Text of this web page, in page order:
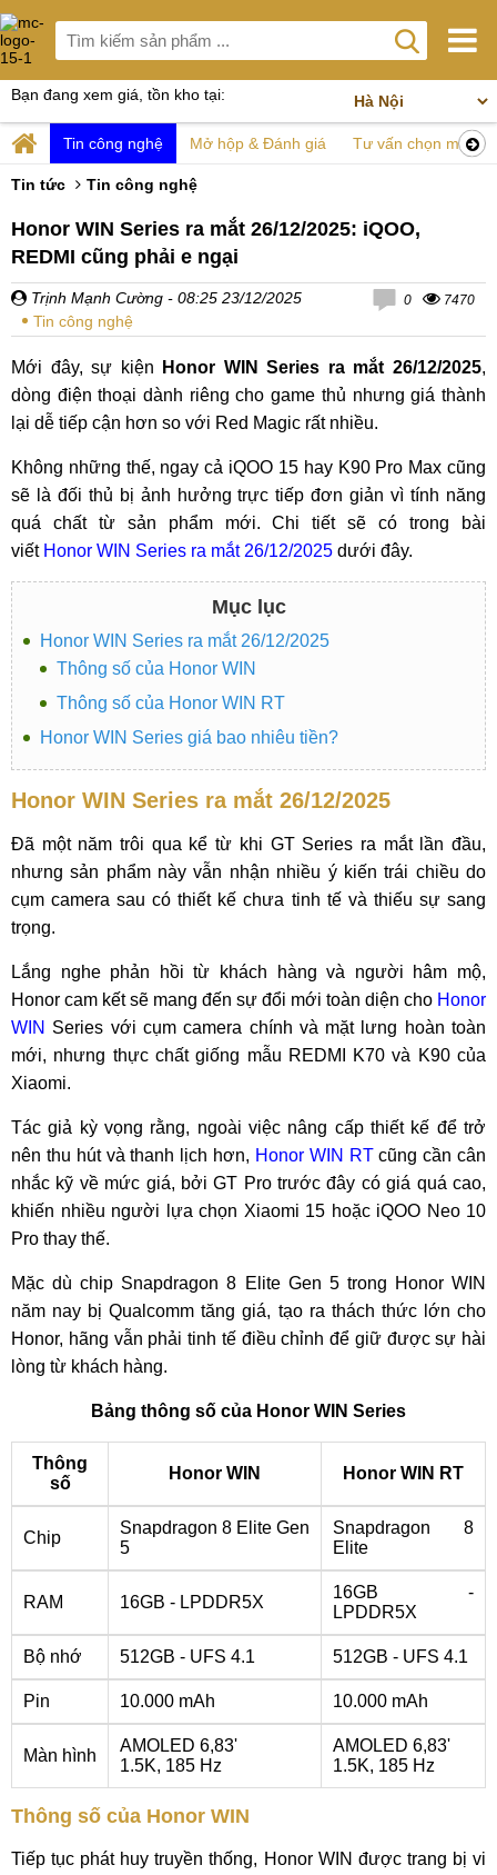
Bạn đang xem giá, tồn kho tại:
Tin công nghệ Mở hộp & Đánh giá Tư vấn chọn mua
Tin tức Tin công nghệ
Honor WIN Series ra mắt 26/12/2025: iQOO,
REDMI cũng phải e ngại
Trịnh Mạnh Cường - 08:25 23/12/2025
Tin công nghệ
0 7470
Mới đây, sự kiện Honor WIN Series ra mắt 26/12/2025,
dòng điện thoại dành riêng cho game thủ nhưng giá thành
lại dễ tiếp cận hơn so với Red Magic rất nhiều.
Không những thế, ngay cả iQOO 15 hay K90 Pro Max cũng
sẽ là đối thủ bị ảnh hưởng trực tiếp đơn giản vì tính năng
quá chất từ sản phẩm mới. Chi tiết sẽ có trong bài
viết Honor WIN Series ra mắt 26/12/2025 dưới đây.
Mục lục
Honor WIN Series ra mắt 26/12/2025
Thông số của Honor WIN
Thông số của Honor WIN RT
Honor WIN Series giá bao nhiêu tiền?
Honor WIN Series ra mắt 26/12/2025
Đã một năm trôi qua kể từ khi GT Series ra mắt lần đầu,
nhưng sản phẩm này vẫn nhận nhiều ý kiến trái chiều do
cụm camera sau có thiết kế chưa tinh tế và thiếu sự sang
trọng.
Lắng nghe phản hồi từ khách hàng và người hâm mộ,
Honor cam kết sẽ mang đến sự đổi mới toàn diện cho Honor
WIN Series với cụm camera chính và mặt lưng hoàn toàn
mới, nhưng thực chất giống mẫu REDMI K70 và K90 của
Xiaomi.
Tác giả kỳ vọng rằng, ngoài việc nâng cấp thiết kế để trở
nên thu hút và thanh lịch hơn, Honor WIN RTcũng cần cân
nhắc kỹ về mức giá, bởi GT Pro trước đây có giá quá cao,
khiến nhiều người lựa chọn Xiaomi 15 hoặc iQOO Neo 10
Pro thay thế.
Mặc dù chip Snapdragon 8 Elite Gen 5 trong Honor WIN
năm nay bị Qualcomm tăng giá, tạo ra thách thức lớn cho
Honor, hãng vẫn phải tinh tế điều chỉnh để giữ được sự hài
lòng từ khách hàng.
Bảng thông số của Honor WIN Series
Thông
số
Honor WIN Honor WIN RT
Chip
Snapdragon 8 Elite Gen
5
Snapdragon 8
Elite
RAM 16GB - LPDDR5X
16GB -
LPDDR5X
Bộ nhớ 512GB - UFS 4.1 512GB - UFS 4.1
Pin 10.000 mAh 10.000 mAh
Màn hình
AMOLED 6,83'
1.5K, 185 Hz
AMOLED 6,83'
1.5K, 185 Hz
Thông số của Honor WIN
Tiếp tục phát huy truyền thống, Honor WIN được trang bị vi